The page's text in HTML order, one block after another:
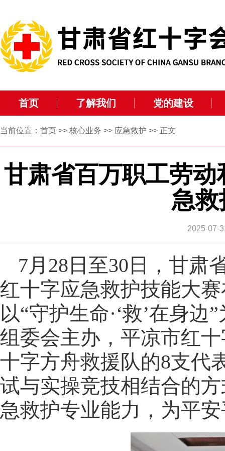
首页 了解我们 党的建设
当前位置： 首页 >> 核心业务 >> 应急救护 >> 正文
甘肃省百万职工劳
急
2025-07-
7月28日至30日，甘肃
红十字应急救护技能大
以“守护生命·‘救’在身
组委会主办，平凉市红
十字方舟救援队的8支代
试与实操竞技相结合的
急救护专业能力，为平